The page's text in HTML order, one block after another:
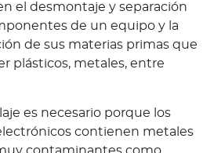
el desmontaje y separación
de un equipo y la
de sus materias primas que
plásticos, metales, entre
es necesario porque los
contienen metales
contaminantes como